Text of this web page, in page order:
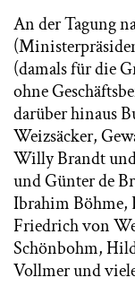
An der Tagung
(damals für die
ohne
darüber hinaus
Weizsäcker,
Willy Brandt
und Günter de
Ibrahim Böhme,
Friedrich von
Schönbohm,
Vollmer und